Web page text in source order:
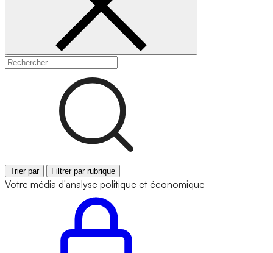
Trier par Filtrer par rubrique
Votre média d'analyse politique et économique